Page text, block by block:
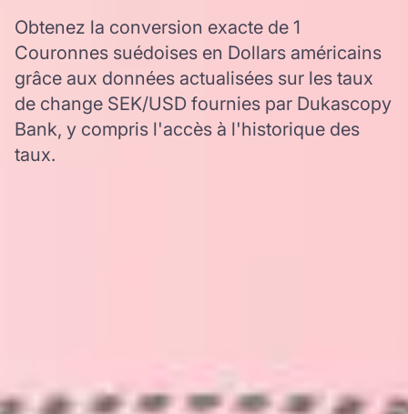
Obtenez la conversion exacte de 1
Couronnes suédoises en Dollars américains
grâce aux données actualisées sur les taux
de change SEK/USD fournies par Dukascopy
Bank, y compris l'accès à l'historique des
taux.